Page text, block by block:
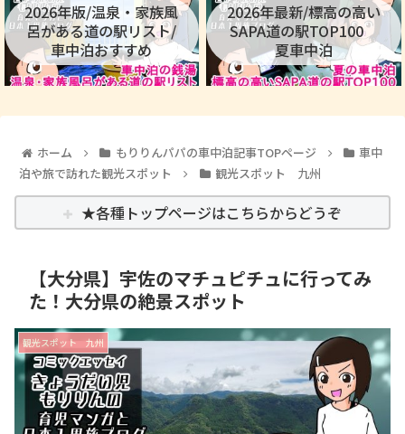
2026年版/温泉・家族風
呂がある道の駅リスト/
車中泊おすすめ
2026年最新/標高の高い
SAPA道の駅TOP100
夏車中泊
ホーム もりりんパパの車中泊記事TOPページ
車中
泊や旅で訪れた観光スポット
観光スポット 九州
★各種トップページはこちらからどうぞ
【大分県】宇佐のマチュピチュに行ってみ
た！大分県の絶景スポット
観光スポット 九州